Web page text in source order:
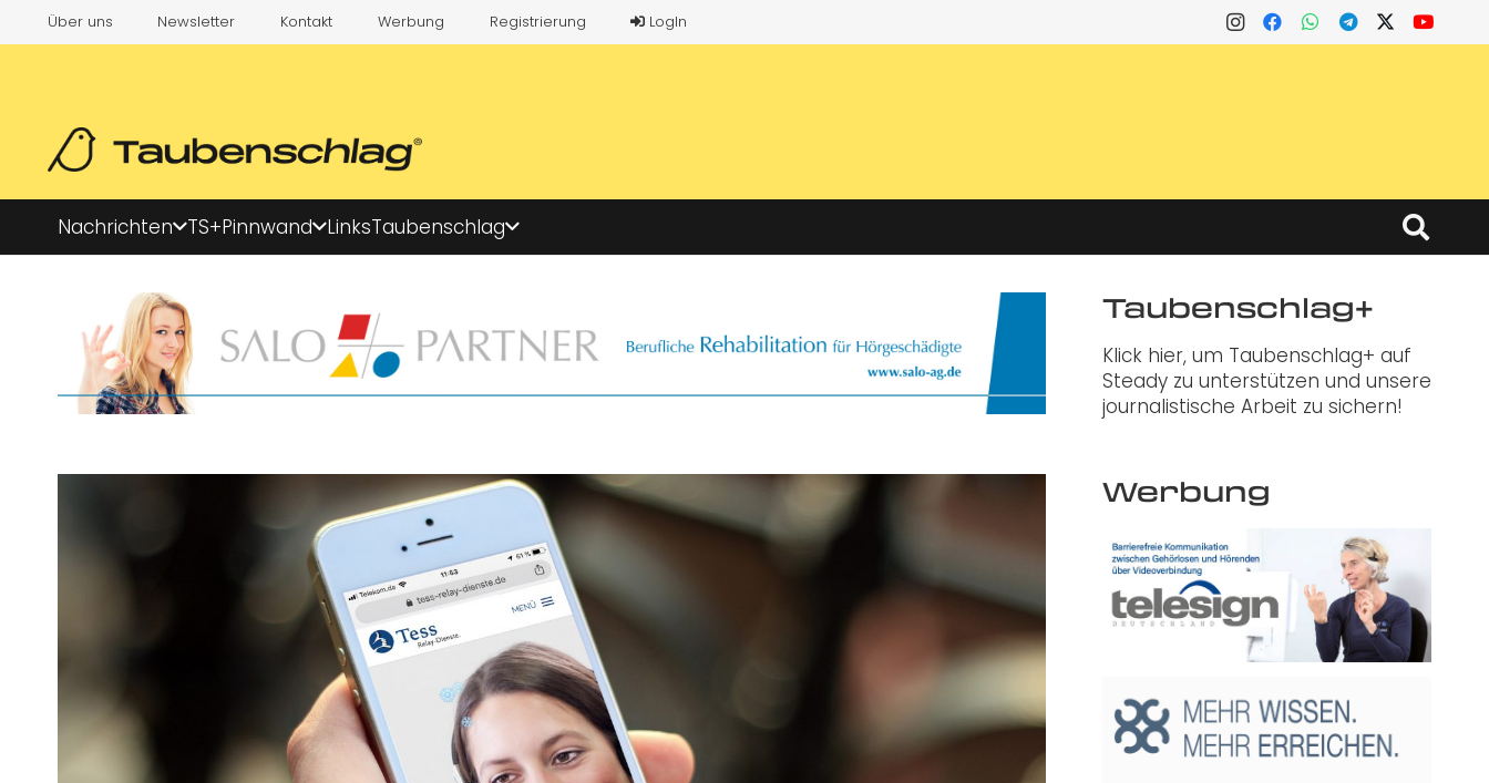
Über uns Newsletter Kontakt Werbung Registrierung LogIn
Nachrichten TS+Pinnwand LinksTaubenschlag
Taubenschlag+
Klick hier, um Taubenschlag+ auf
Steady zu unterstützen und unsere
journalistische Arbeit zu sichern!
Werbung